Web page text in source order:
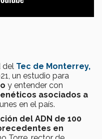
del Tec de Monterrey,
un estudio para
y entender con
asociados a
en el país.
del ADN de 100
en